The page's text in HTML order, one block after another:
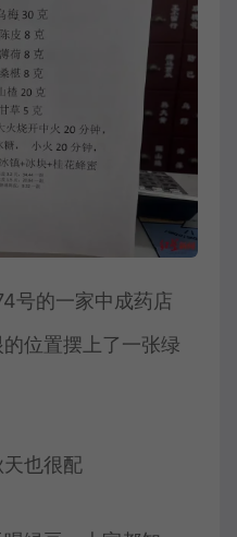
号的一家中成药店
位置摆上了一张绿
也很配